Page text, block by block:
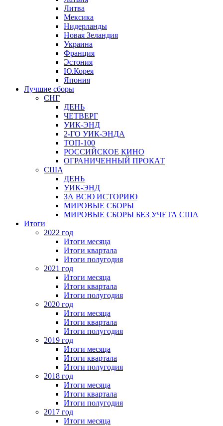
Литва
Мексика
Нидерланды
Новая Зеландия
Украина
Франция
Эстония
Ю.Корея
Япония
Лучшие сборы
СНГ
ДЕНЬ
ЧЕТВЕРГ
УИК-ЭНД
2-ГО УИК-ЭНДА
ТОП-100
РОССИЙСКОЕ КИНО
ОГРАНИЧЕННЫЙ ПРОКАТ
США
ДЕНЬ
УИК-ЭНД
ЗА ВСЮ ИСТОРИЮ
МИРОВЫЕ СБОРЫ
МИРОВЫЕ СБОРЫ БЕЗ УЧЕТА США
Итоги
2022 год
Итоги месяца
Итоги квартала
Итоги полугодия
2021 год
Итоги месяца
Итоги квартала
Итоги полугодия
2020 год
Итоги месяца
Итоги квартала
Итоги полугодия
2019 год
Итоги месяца
Итоги квартала
Итоги полугодия
2018 год
Итоги месяца
Итоги квартала
Итоги полугодия
2017 год
Итоги месяца